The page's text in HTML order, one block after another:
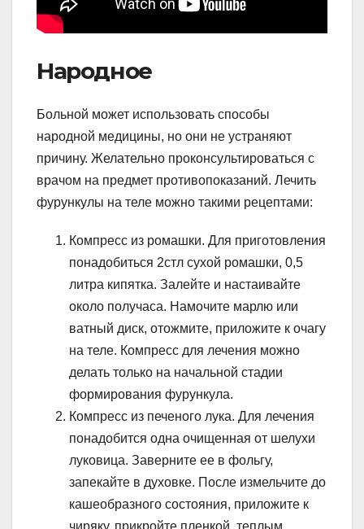
Народное
Больной может использовать способы
народной медицины, но они не устраняют
причину. Желательно проконсультироваться с
врачом на предмет противопоказаний. Лечить
фурункулы на теле можно такими рецептами:
Компресс из ромашки. Для приготовления
понадобиться 2стл сухой ромашки, 0,5
литра кипятка. Залейте и настаивайте
около получаса. Намочите марлю или
ватный диск, отожмите, приложите к очагу
на теле. Компресс для лечения можно
делать только на начальной стадии
формирования фурункула.
Компресс из печеного лука. Для лечения
понадобится одна очищенная от шелухи
луковица. Заверните ее в фольгу,
запекайте в духовке. После измельчите до
кашеобразного состояния, приложите к
чиряку, прикройте пленкой, теплым